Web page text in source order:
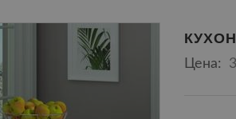
Цена: